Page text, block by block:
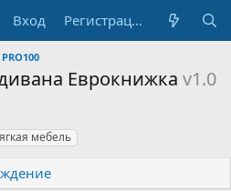
Вход Регистрация
Еврокнижкаv1.0
мебель